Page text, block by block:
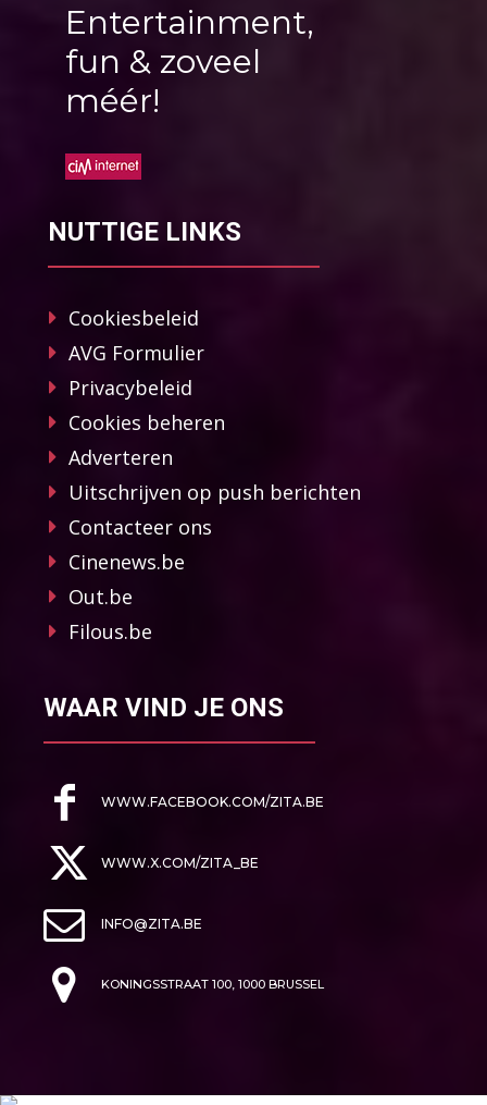
Entertainment,
fun & zoveel
méér!
NUTTIGE LINKS
Cookiesbeleid
AVG Formulier
Privacybeleid
Cookies beheren
Adverteren
Uitschrijven op push berichten
Contacteer ons
Cinenews.be
Out.be
Filous.be
WAAR VIND JE ONS
WWW.FACEBOOK.COM/ZITA.BE
WWW.X.COM/ZITA_BE
INFO@ZITA.BE
KONINGSSTRAAT 100, 1000 BRUSSEL